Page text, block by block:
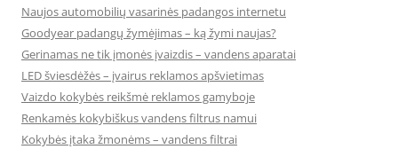
Naujos automobilių vasarinės padangos internetu
Goodyear padangų žymėjimas – ką žymi naujas?
Gerinamas ne tik įmonės įvaizdis – vandens aparatai
LED šviesdėžės – įvairus reklamos apšvietimas
Vaizdo kokybės reikšmė reklamos gamyboje
Renkamės kokybiškus vandens filtrus namui
Kokybės įtaka žmonėms – vandens filtrai